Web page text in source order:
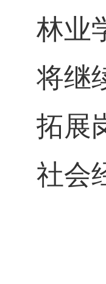
林业
将继
拓展
社会